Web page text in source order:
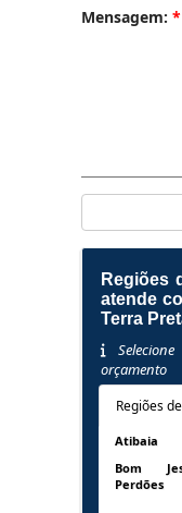
Mensagem: *
Regiões
atende
Terra
orçamento
Regiões
Atibaia
Bom
Perdões